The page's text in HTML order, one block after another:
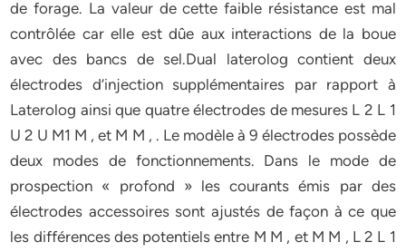
de forage. La valeur de cette faible résistance est mal
contrôlée car elle est dûe aux interactions de la boue
avec des bancs de sel.Dual laterolog contient deux
électrodes d’injection supplémentaires par rapport à
Laterolog ainsi que quatre électrodes de mesures L 2 L 1
U 2 U M1 M , et M M , . Le modèle à 9 électrodes possède
deux modes de fonctionnements. Dans le mode de
prospection « profond » les courants émis par des
électrodes accessoires sont ajustés de façon à ce que
les différences des potentiels entre M M , et M M , L 2 L 1